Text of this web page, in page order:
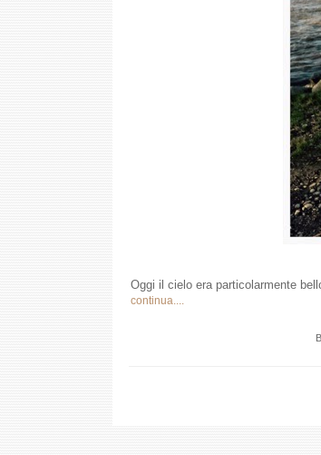
Oggi il cielo era particolarmente
continua....